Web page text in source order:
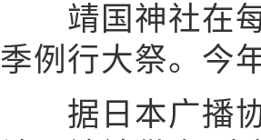
靖国神社在每
季例行大祭。今
据日本广播协